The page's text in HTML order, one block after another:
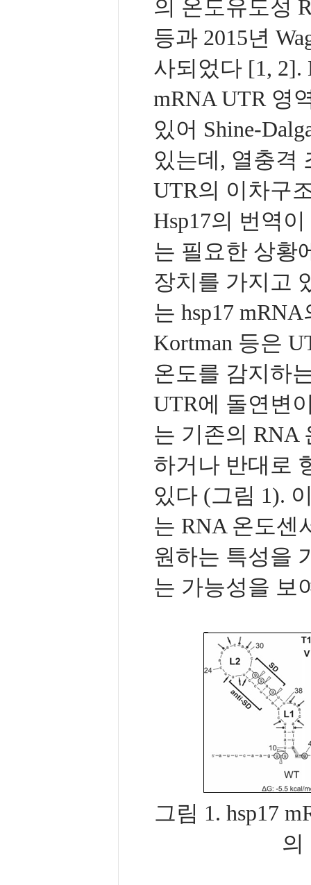
의 온도유도성
등과 2015년
사되었다 [1, 2].
mRNA UTR 영
있어 Shine-
있는데, 열충격
UTR의 이차구
Hsp17의 번역
는 필요한 상황
장치를 가지고
는 hsp17
Kortman 등은
온도를 감지하
UTR에 돌연변
는 기존의 RNA
하거나 반대로
있다 (그림 1).
는 RNA 온도센
원하는 특성을
는 가능성을 보
그림 1. hsp17
의